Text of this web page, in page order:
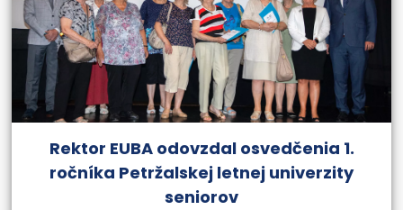
Rektor EUBA odovzdal osvedčenia 1.
ročníka Petržalskej letnej univerzity
seniorov